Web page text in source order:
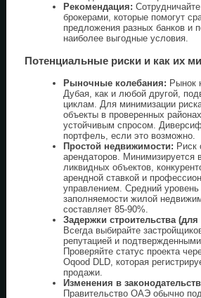
Рекомендация:
брокерами, которые помогут
предложения разных банков и
наиболее выгодные условия.
Потенциальные риски и как их
Рыночные колебания: Рынок
Дубая, как и любой другой,
циклам. Для минимизации
объекты в проверенных
устойчивым спросом.
портфель, если это возможно.
Простой недвижимости: Риск
арендаторов. Минимизируется
ликвидных объектов,
арендной ставкой и
управлением. Средний уровень
заполняемости жилой
составляет 85-90%.
Задержки строительства
Всегда выбирайте
репутацией и подтвержденными
Проверяйте статус проекта
Oqood DLD, которая
продажи.
Изменения в
Правительство ОАЭ обычно